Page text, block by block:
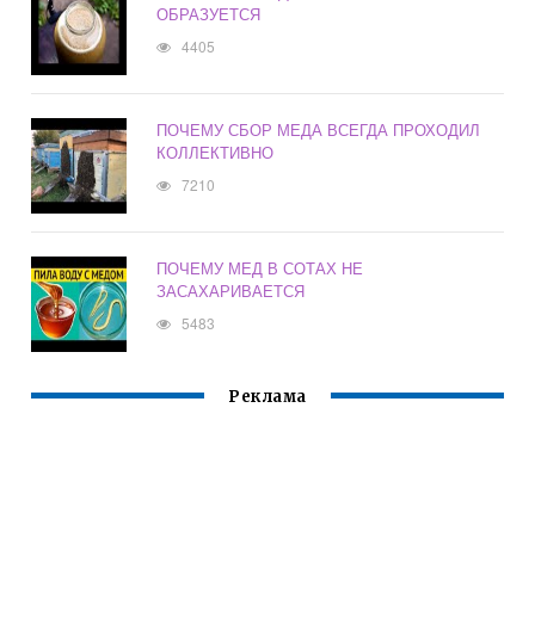
ОБРАЗУЕТСЯ
4405
ПОЧЕМУ СБОР МЕДА ВСЕГДА ПРОХОДИЛ
КОЛЛЕКТИВНО
7210
ПОЧЕМУ МЕД В СОТАХ НЕ
ЗАСАХАРИВАЕТСЯ
5483
Реклама